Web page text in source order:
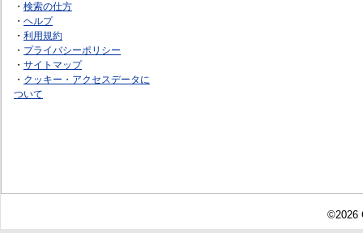
・ 検索の仕方
・ ヘルプ
・ 利用規約
・ プライバシーポリシー
・ サイトマップ
・ クッキー・アクセスデータに
ついて
©2026